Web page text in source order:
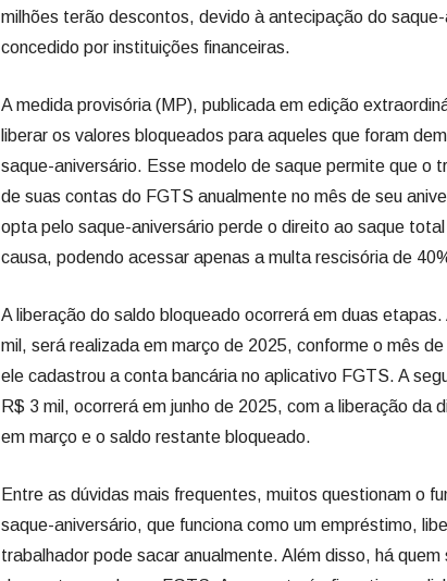
milhões terão descontos, devido à antecipação do
concedido por instituições financeiras.
A medida provisória (MP), publicada em edição
liberar os valores bloqueados para aqueles que foram
saque-aniversário. Esse modelo de saque permite que o
de suas contas do FGTS anualmente no mês de seu
opta pelo saque-aniversário perde o direito ao saque
causa, podendo acessar apenas a multa rescisória de
A liberação do saldo bloqueado ocorrerá em duas
mil, será realizada em março de 2025, conforme o mês
ele cadastrou a conta bancária no aplicativo FGTS. A
R$ 3 mil, ocorrerá em junho de 2025, com a liberação da
em março e o saldo restante bloqueado.
Entre as dúvidas mais frequentes, muitos questionam o
saque-aniversário, que funciona como um empréstimo,
trabalhador pode sacar anualmente. Além disso, há